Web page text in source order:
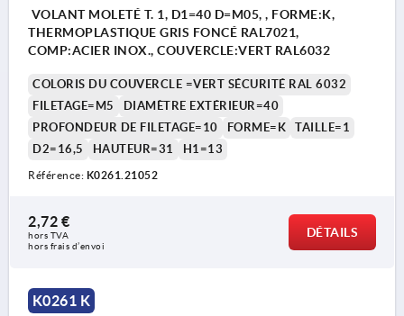
VOLANT MOLETÉ T. 1, D1=40 D=M05, , FORME:K,
THERMOPLASTIQUE GRIS FONCÉ RAL7021,
COMP:ACIER INOX., COUVERCLE:VERT RAL6032
COLORIS DU COUVERCLE =VERT SÉCURITÉ RAL 6032
FILETAGE=M5
DIAMÈTRE EXTÉRIEUR=40
PROFONDEUR DE FILETAGE=10
FORME=K
TAILLE=1
D2=16,5
HAUTEUR=31 H1=13
Référence: K0261.21052
2,72 €
hors TVA
hors frais d’envoi
DÉTAILS
K0261 K